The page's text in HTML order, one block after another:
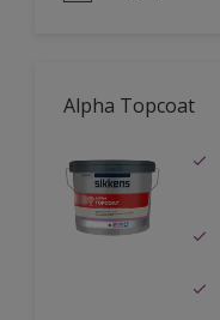
Alpha Topcoat